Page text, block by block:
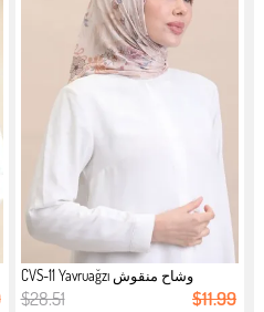
وشاح منقوش CVS-11 Yavruağzı
$28.51 $11.99